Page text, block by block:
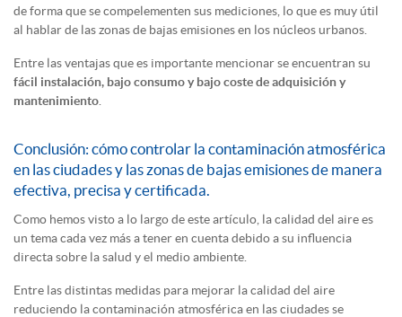
de forma que se compelementen sus mediciones, lo que es muy útil
al hablar de las zonas de bajas emisiones en los núcleos urbanos.
Entre las ventajas que es importante mencionar se encuentran su
fácil instalación, bajo consumo y bajo coste de adquisición y
mantenimiento
Conclusión: cómo controlar la contaminación atmosférica
en las ciudades y las zonas de bajas emisiones de manera
efectiva, precisa y certificada.
Como hemos visto a lo largo de este artículo, la calidad del aire es
un tema cada vez más a tener en cuenta debido a su influencia
directa sobre la salud y el medio ambiente.
Entre las distintas medidas para mejorar la calidad del aire
reduciendo la contaminación atmosférica en las ciudades se